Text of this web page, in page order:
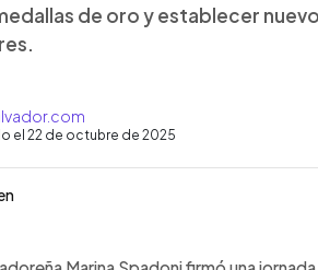
de oro y establecer
el 22 de octubre de 2025
artículo
salvadoreña Marina Spadoni brilló en